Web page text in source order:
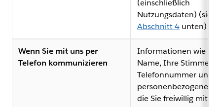
(einschließlich
Nutzungsdaten) (siehe
Abschnitt 4 unten)
Wenn Sie mit uns per
Telefon kommunizieren
Informationen wie Ihr
Name, Ihre Stimme,
Telefonnummer und
personenbezogene
die Sie freiwillig